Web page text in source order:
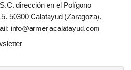
dirección en el Polígono
50300 Calatayud (Zaragoza).
info@armeriacalatayud.com